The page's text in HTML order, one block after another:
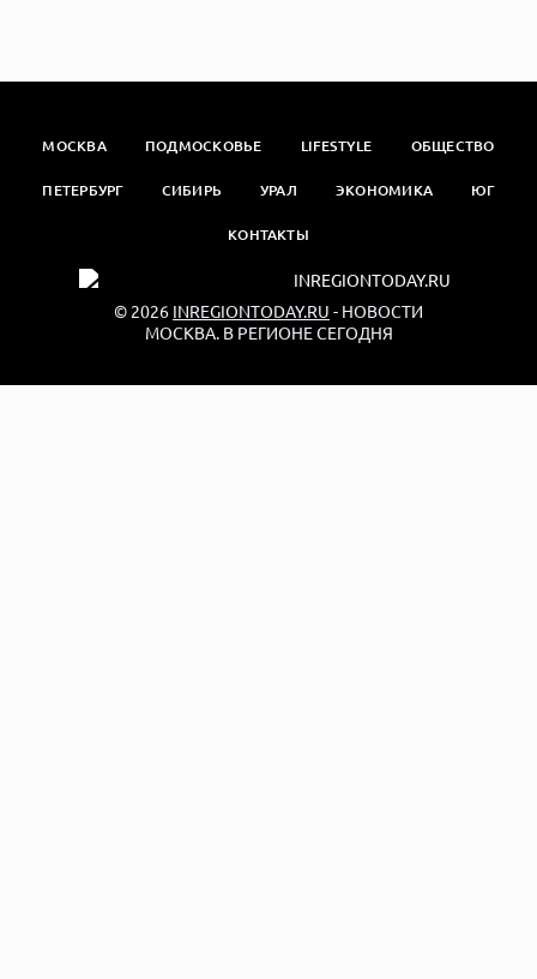
МОСКВА ПОДМОСКОВЬЕ LIFESTYLE ОБЩЕСТВО
ПЕТЕРБУРГ СИБИРЬ УРАЛ ЭКОНОМИКА ЮГ
КОНТАКТЫ
© 2026 INREGIONTODAY.RU - НОВОСТИ
МОСКВА. В РЕГИОНЕ СЕГОДНЯ